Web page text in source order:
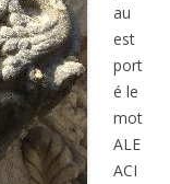
au
est
port
é le
mot
ALE
ACI